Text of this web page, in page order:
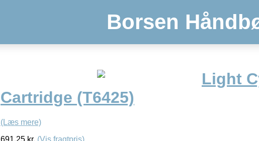
Borsen
Light
Cartridge (T6425)
(Læs mere)
691.25 kr. (Vis fragtpris)